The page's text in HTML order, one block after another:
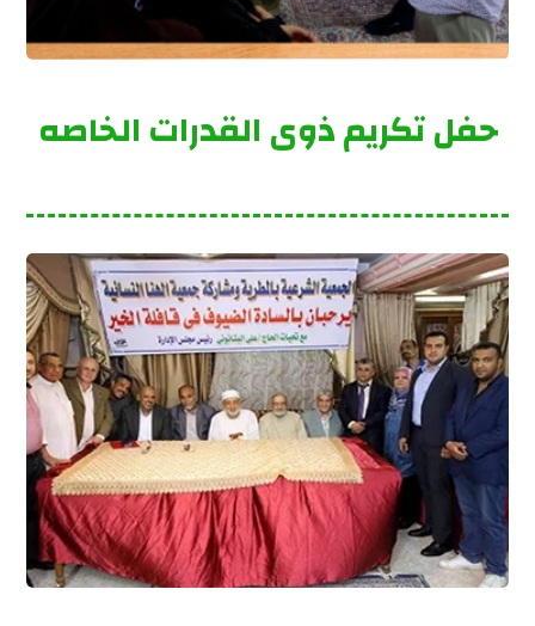
حفل تكريم ذوى القدرات الخاصه